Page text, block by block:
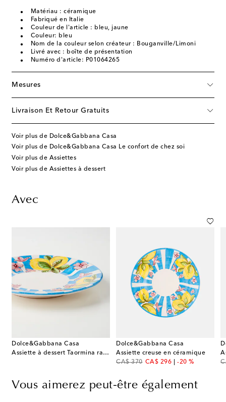
Matériau : céramique
Fabriqué en Italie
Couleur de l'article : bleu, jaune
Couleur: bleu
Nom de la couleur selon créateur : Bouganville/Limoni
Livré avec : boîte de présentation
Numéro d'article: P01064265
Mesures
Livraison Et Retour Gratuits
Voir plus de Dolce&Gabbana Casa
Voir plus de Dolce&Gabbana Casa Le confort de chez soi
Voir plus de Assiettes
Voir plus de Assiettes à dessert
Avec
Dolce&Gabbana Casa
Assiette à dessert Taormina rayée en céramique
Dolce&Gabbana Casa
Assiette creuse en céramique
CA$ 370
original priceCA$ 296
discount price
-20 %
Vous aimerez peut-être également